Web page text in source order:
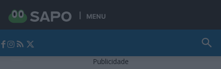
MENU
Publicidade